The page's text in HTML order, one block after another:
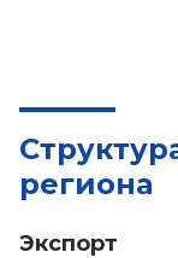
региона
Экспорт